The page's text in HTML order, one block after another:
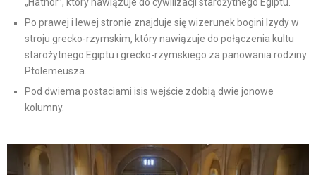
Po prawej i lewej stronie znajduje się wizerunek bogini Izydy w
stroju grecko-rzymskim, który nawiązuje do połączenia kultu
starożytnego Egiptu i grecko-rzymskiego za panowania rodziny
Ptolemeusza.
Pod dwiema postaciami isis wejście zdobią dwie jonowe
kolumny.